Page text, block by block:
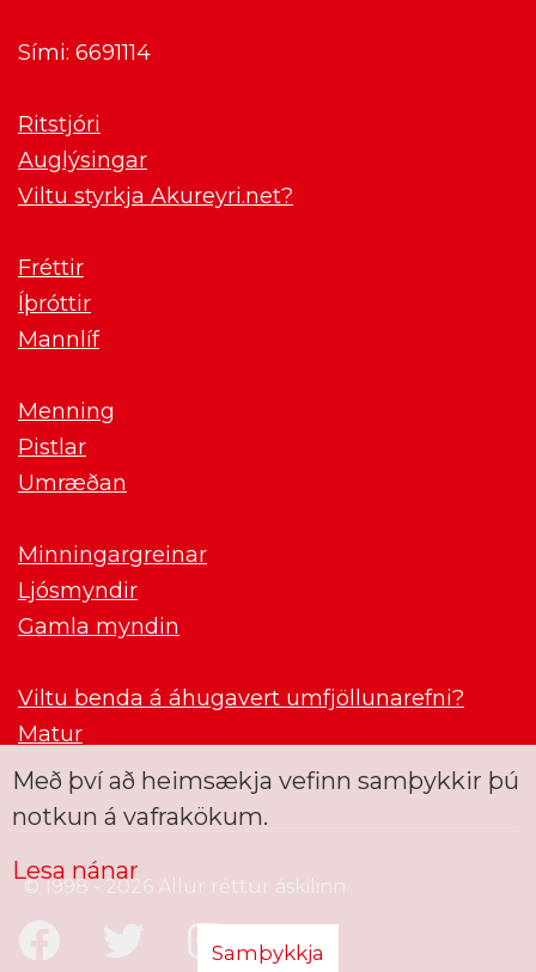
Sími: 6691114
Ritstjóri
Auglýsingar
Viltu styrkja Akureyri.net?
Fréttir
Íþróttir
Mannlíf
Menning
Pistlar
Umræðan
Minningargreinar
Ljósmyndir
Gamla myndin
Viltu benda á áhugavert umfjöllunarefni?
Matur
© 1998 - 2026 Allur réttur áskilinn
Með því að heimsækja vefinn samþykkir þú
notkun á vafrakökum.
Lesa nánar
Samþykkja